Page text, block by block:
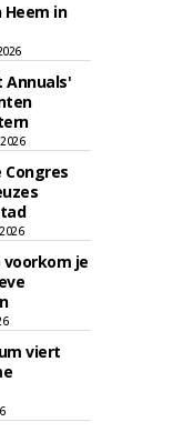
Heem in
Annuals'
Congres
voorkom je
viert